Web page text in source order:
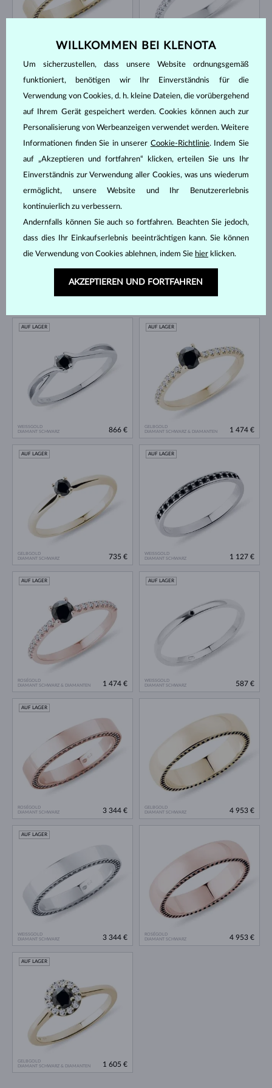
3 344 €
WEISSGOLD
DIAMANT SCHWARZ & DIAMANTEN
WEISSGOLD
DIAMANT SCHWARZ
735 €
WEISSGOLD
DIAMANT SCHWARZ
822 €
WEISSGOLD
DIAMANT SCHWARZ
AUF LAGER
866 €
GELBGOLD
DIAMANT SCHWARZ & DIAMANTEN
AUF LAGER
1 474 €
GELBGOLD
DIAMANT SCHWARZ
AUF LAGER
735 €
WEISSGOLD
DIAMANT SCHWARZ
AUF LAGER
1 127 €
ROSÉGOLD
DIAMANT SCHWARZ & DIAMANTEN
AUF LAGER
1 474 €
WEISSGOLD
DIAMANT SCHWARZ
AUF LAGER
587 €
ROSÉGOLD
DIAMANT SCHWARZ
AUF LAGER
3 344 €
GELBGOLD
DIAMANT SCHWARZ
4 953 €
WEISSGOLD
DIAMANT SCHWARZ
AUF LAGER
3 344 €
ROSÉGOLD
DIAMANT SCHWARZ
4 953 €
GELBGOLD
DIAMANT SCHWARZ & DIAMANTEN
AUF LAGER
1 605 €
WILLKOMMEN BEI KLENOTA
Um sicherzustellen, dass unsere Website ordnungsgemäß
funktioniert, benötigen wir Ihr Einverständnis für die
Verwendung von Cookies, d. h. kleine Dateien, die vorübergehend
auf Ihrem Gerät gespeichert werden. Cookies können auch zur
Personalisierung von Werbeanzeigen verwendet werden. Weitere
Informationen finden Sie in unserer Cookie-Richtlinie. Indem Sie
auf „Akzeptieren und fortfahren“ klicken, erteilen Sie uns Ihr
Einverständnis zur Verwendung aller Cookies, was uns wiederum
ermöglicht, unsere Website und Ihr Benutzererlebnis
kontinuierlich zu verbessern.
Andernfalls können Sie auch so fortfahren. Beachten Sie jedoch,
dass dies Ihr Einkaufserlebnis beeinträchtigen kann. Sie können
die Verwendung von Cookies ablehnen, indem Sie hier klicken.
AKZEPTIEREN UND FORTFAHREN